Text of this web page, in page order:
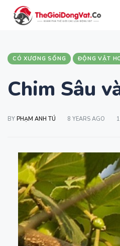
CÓ XƯƠNG SỐNG ĐỘNG VẬT
Chim Sâu
BY PHẠM ANH TÚ 8 YEARS AGO